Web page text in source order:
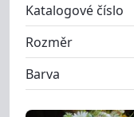
Katalogové číslo
Rozměr
Barva